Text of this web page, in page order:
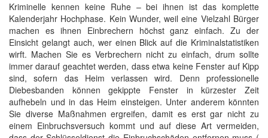
Kriminelle kennen keine Ruhe – bei ihnen ist das komplette
Kalenderjahr Hochphase. Kein Wunder, weil eine Vielzahl Bürger
machen es ihnen Einbrechern höchst ganz einfach. Zu der
Einsicht gelangt auch, wer einen Blick auf die Kriminalstatistiken
wirft. Machen Sie es Verbrechern nicht zu einfach, drum sollte
immer darauf geachtet werden, dass etwa keine Fenster auf Kipp
sind, sofern das Heim verlassen wird. Denn professionelle
Diebesbanden können gekippte Fenster in kürzester Zeit
aufhebeln und in das Heim einsteigen. Unter anderem könnten
Sie diverse Maßnahmen ergreifen, damit es erst gar nicht zu
einem Einbruchsversuch kommt und auf diese Art vermeiden,